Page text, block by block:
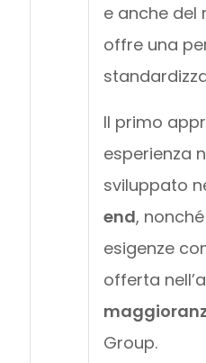
e anche del
offre una
Il primo
esperienza
sviluppato
end,
esigenze
offerta
Group.